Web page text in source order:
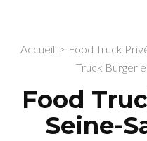
Accueil > Food Truck
Truck Burger
Food
Seine-